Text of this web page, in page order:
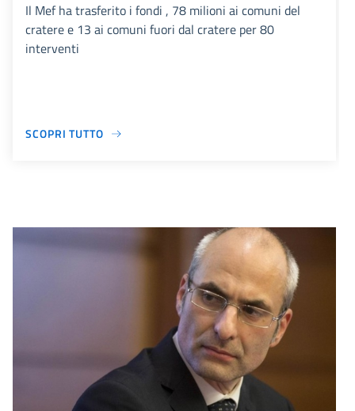
Il Mef ha trasferito i fondi , 78 milioni ai comuni del
cratere e 13 ai comuni fuori dal cratere per 80
interventi
SCOPRI TUTTO